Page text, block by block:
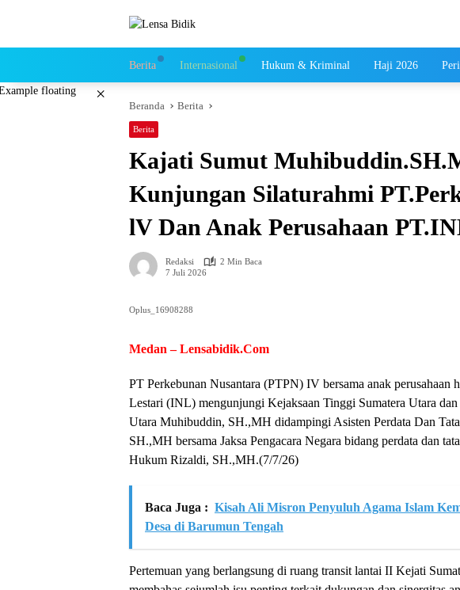
Berita Internasional Hukum & Kriminal Haji 2026
×
Beranda Berita
Berita
Kajati Sumut
Kunjungan Silaturahmi
lV Dan Anak Perusahaan
Redaksi
2 Min Baca
7 Juli 2026
Oplus_16908288
Medan – Lensabidik.Com
PT Perkebunan Nusantara (PTPN) IV bersama anak
Lestari (INL) mengunjungi Kejaksaan Tinggi Sumatera Utara
Utara Muhibuddin, SH.,MH didampingi Asisten Perdata Dan
SH.,MH bersama Jaksa Pengacara Negara bidang perdata dan
Hukum Rizaldi, SH.,MH.(7/7/26)
Baca Juga : Kisah Ali Misron Penyuluh Agama Islam
Desa di Barumun Tengah
Pertemuan yang berlangsung di ruang transit lantai II Kejati